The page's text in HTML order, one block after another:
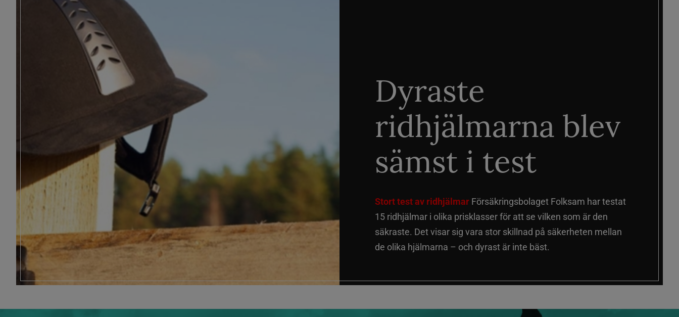
Dyraste
ridhjälmarna blev
sämst i test
Stort test av ridhjälmar Försäkringsbolaget Folksam har testat
15 ridhjälmar i olika prisklasser för att se vilken som är den
säkraste. Det visar sig vara stor skillnad på säkerheten mellan
de olika hjälmarna – och dyrast är inte bäst.